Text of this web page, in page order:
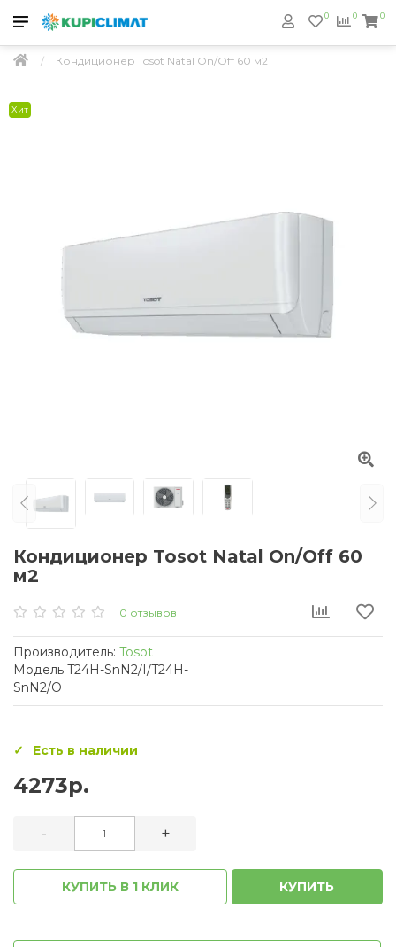
0
0 0
Кондиционер Tosot Natal On/Off 60 м2
Хит
Кондиционер Tosot Natal On/Off 60
м2
0 отзывов
Производитель: Tosot
Модель T24H-SnN2/I/T24H-
SnN2/O
Есть в наличии
4273р.
- +
КУПИТЬ В 1 КЛИК КУПИТЬ